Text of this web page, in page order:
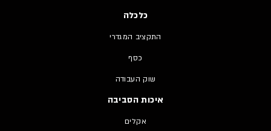
כלכלה
התקציב המגדרי
כסף
שוק העבודה
איכות הסביבה
אקלים